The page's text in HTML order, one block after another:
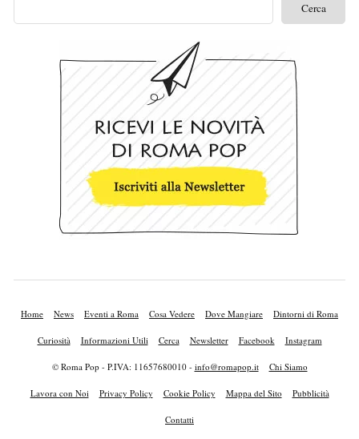
Home News Eventi a Roma Cosa Vedere Dove Mangiare Dintorni di Roma
Curiosità Informazioni Utili Cerca Newsletter Facebook Instagram
© Roma Pop - P.IVA: 11657680010 - info@romapop.it Chi Siamo
Lavora con Noi Privacy Policy Cookie Policy Mappa del Sito Pubblicità
Contatti